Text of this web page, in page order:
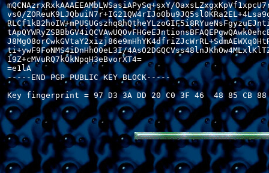
mQCNAzrxRxkAAAEEAMbLWSasiAPySq+sxY/
vs0/
ti+ywF9FoNMS4iDnHhO0eL3I/
19Z+cMVuRQ7kOkNpqH3eBvorXT4=
=e1lA
-----END PGP PUBLIC KEY BLOCK-----
Key fingerprint = 97 D3 3A DD 20 C0 3F 46  48 85 CB 88